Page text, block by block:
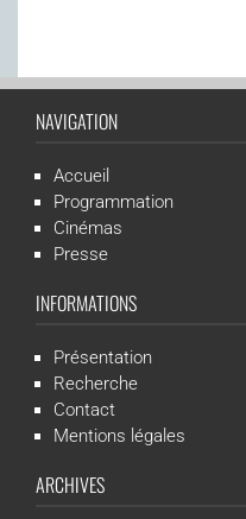
NAVIGATION
Accueil
Programmation
Cinémas
Presse
INFORMATIONS
Présentation
Recherche
Contact
Mentions légales
ARCHIVES